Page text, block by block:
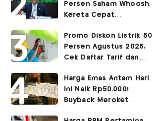
Persen Saham Whoosh,
Kereta Cepat
Surabaya
Promo Diskon Listrik 50
Persen Agustus 2026,
Cek Daftar Tarif dan
Harga Emas Antam Hari
Ini Naik Rp50.000!
Buyback Meroket